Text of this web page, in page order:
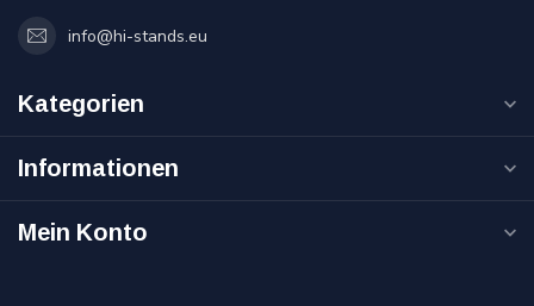
info@hi-stands.eu
Kategorien
Informationen
Mein Konto